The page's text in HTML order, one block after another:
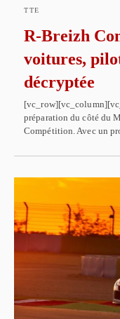
TTE
R-Breizh
voitures,
décryptée
préparation du côté du
Compétition. Avec un